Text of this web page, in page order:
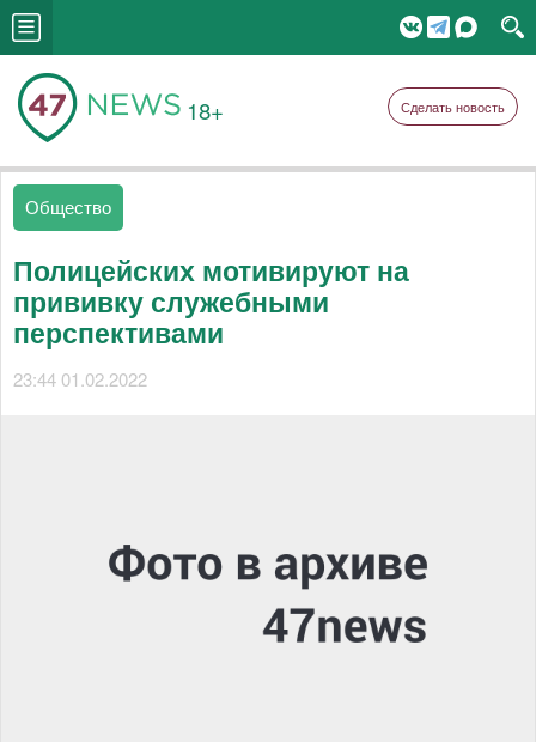
18+ Сделать новость
Общество
Полицейских мотивируют на
прививку служебными
перспективами
23:44 01.02.2022